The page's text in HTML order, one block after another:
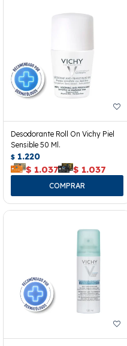
Desodorante Roll On Vichy Piel
Sensible 50 Ml.
$ 1.220
$ 1.037 $ 1.037